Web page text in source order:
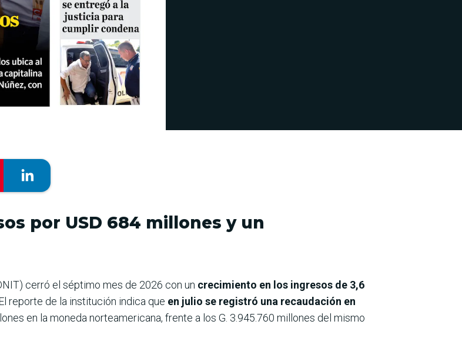
por USD 684 millones y un
cerró el séptimo mes de 2026 con un crecimiento en los ingresos de 3,6
reporte de la institución indica que en julio se registró una recaudación en
en la moneda norteamericana, frente a los G. 3.945.760 millones del mismo